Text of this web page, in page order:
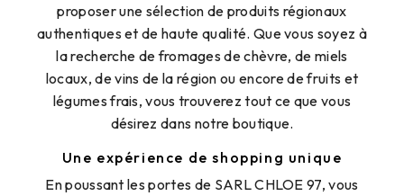
proposer une sélection de produits régionaux
authentiques et de haute qualité. Que vous soyez à
la recherche de fromages de chèvre, de miels
locaux, de vins de la région ou encore de fruits et
légumes frais, vous trouverez tout ce que vous
désirez dans notre boutique.
Une expérience de shopping unique
En poussant les portes de SARL CHLOE 97, vous